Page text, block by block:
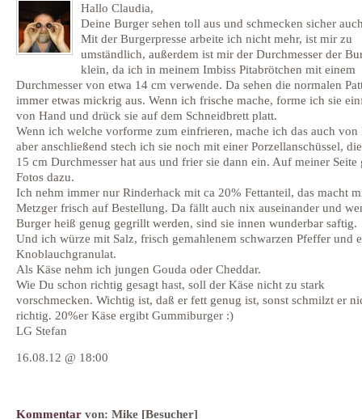
Hallo Claudia,
Deine Burger sehen toll aus und schmecken sicher
Mit der Burgerpresse arbeite ich nicht mehr, ist mir zu
umständlich, außerdem ist mir der Durchmesser der
klein, da ich in meinem Imbiss Pitabrötchen mit einem
Durchmesser von etwa 14 cm verwende. Da sehen die normalen
immer etwas mickrig aus. Wenn ich frische mache, forme ich sie
von Hand und drück sie auf dem Schneidbrett platt.
Wenn ich welche vorforme zum einfrieren, mache ich das auch von
aber anschließend stech ich sie noch mit einer Porzellanschüssel,
15 cm Durchmesser hat aus und frier sie dann ein. Auf meiner Seite
Fotos dazu.
Ich nehm immer nur Rinderhack mit ca 20% Fettanteil, das macht
Metzger frisch auf Bestellung. Da fällt auch nix auseinander und
Burger heiß genug gegrillt werden, sind sie innen wunderbar saftig.
Und ich würze mit Salz, frisch gemahlenem schwarzen Pfeffer und
Knoblauchgranulat.
Als Käse nehm ich jungen Gouda oder Cheddar.
Wie Du schon richtig gesagt hast, soll der Käse nicht zu stark
vorschmecken. Wichtig ist, daß er fett genug ist, sonst schmilzt er
richtig. 20%er Käse ergibt Gummiburger :)
LG Stefan
16.08.12 @ 18:00
Kommentar von: Mike [Besucher]